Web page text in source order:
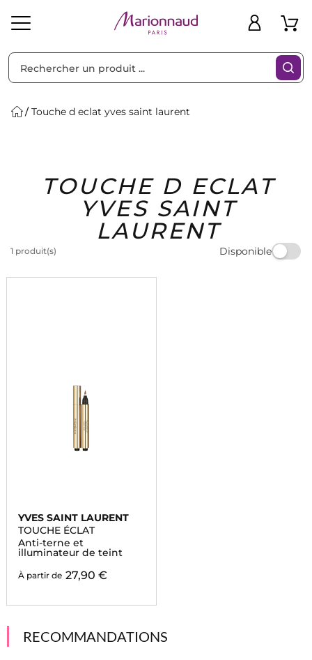
Solaire Homme Marques Idées
Cadeaux
Bons
Plans
Touche d eclat yves saint laurent
TOUCHE D ECLAT
YVES SAINT
LAURENT
1 produit(s) Disponible
Filtres
YVES SAINT LAURENT
TOUCHE ÉCLAT
Anti-terne et
illuminateur de teint
À partir de 27,90 €
RECOMMANDATIONS